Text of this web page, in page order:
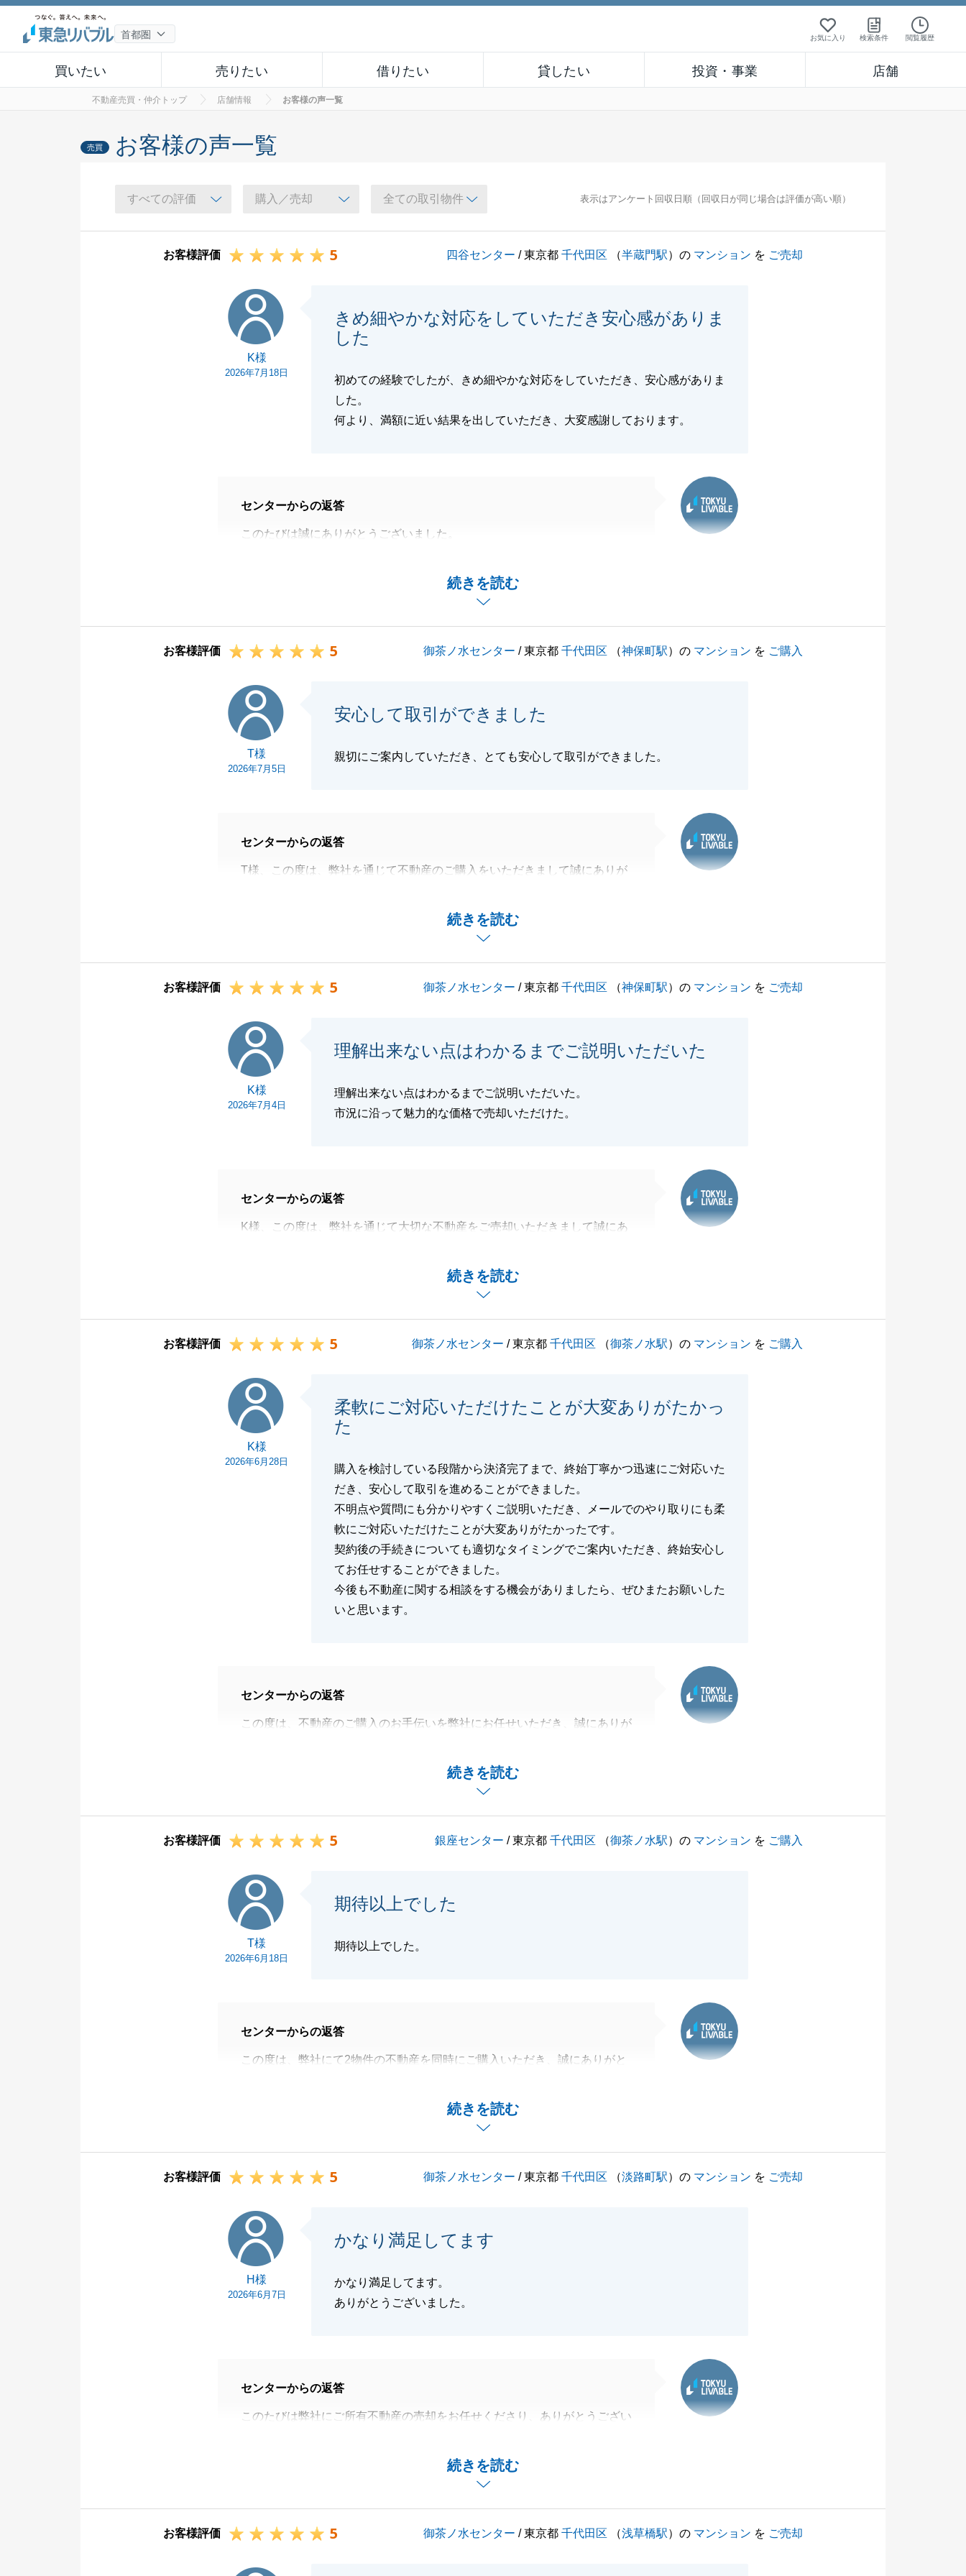
お気に入り 検索条件 閲覧履歴
買いたい 売りたい 借りたい 貸したい 投資・事業 店舗
不動産売買・仲介トップ 店舗情報 お客様の声一覧
売買 お客様の声一覧
表示はアンケート回収日順（回収日が同じ場合は評価が高い順）
お客様評価 5 四谷センター / 東京都千代田区 （半蔵門駅）の マンション を ご売却
K様
2026年7月18日
きめ細やかな対応をしていただき安心感がありま
した
初めての経験でしたが、きめ細やかな対応をしていただき、安心感がありま
した。
何より、満額に近い結果を出していただき、大変感謝しております。
続きを読む
センターからの返答
このたびは誠にありがとうございました。
ルもなく、スムーズにお手続きを進めることができました。
引き続き、何卒よろしくお願い申し上げます。
お客様評価 5 御茶ノ水センター / 東京都千代田区 （神保町駅）の マンション を ご購入
T様
2026年7月5日
安心して取引ができました
親切にご案内していただき、とても安心して取引ができました。
続きを読む
センターからの返答
T様、この度は、弊社を通じて不動産のご購入をいただきまして誠にありが
お仕事等でお忙しいところ諸々のお手続きに快くご協力いただきましたこと
またお力になれることがございましたらどんなことでもお気軽にご連絡下さ
今後とも何卒よろしくお願いいたします。
閉じる
お客様評価 5 御茶ノ水センター / 東京都千代田区 （神保町駅）の マンション を ご売却
K様
2026年7月4日
理解出来ない点はわかるまでご説明いただいた
理解出来ない点はわかるまでご説明いただいた。
市況に沿って魅力的な価格で売却いただけた。
続きを読む
センターからの返答
K様、この度は、弊社を通じて大切な不動産をご売却いただきまして誠にあ
また、ご多忙のところ諸々のお手続きにご協力をいただきましたこと重ねて
さいませ。
お客様評価 5 御茶ノ水センター / 東京都千代田区 （御茶ノ水駅）の マンション を ご購入
K様
2026年6月28日
柔軟にご対応いただけたことが大変ありがたかっ
た
購入を検討している段階から決済完了まで、終始丁寧かつ迅速にご対応いた
だき、安心して取引を進めることができました。
不明点や質問にも分かりやすくご説明いただき、メールでのやり取りにも柔
軟にご対応いただけたことが大変ありがたかったです。
契約後の手続きについても適切なタイミングでご案内いただき、終始安心し
てお任せすることができました。
今後も不動産に関する相談をする機会がありましたら、ぜひまたお願いした
いと思います。
続きを読む
センターからの返答
この度は、不動産のご購入のお手伝いを弊社にお任せいただき、誠にありが
K様に快く迅速にご対応いただいたおかげで、スムーズにお引き渡しに至る
ださい。
今後ともどうぞよろしくお願いいたします。
お客様評価 5 銀座センター / 東京都千代田区 （御茶ノ水駅）の マンション を ご購入
T様
2026年6月18日
期待以上でした
期待以上でした。
続きを読む
センターからの返答
この度は、弊社にて2物件の不動産を同時にご購入いただき、誠にありがと
重複する複雑なお手続きにも常に迅速かつ的確にご対応くださったおかげ
で、無事にお引き渡しを完了することができました。
がりますよう、スタッフ一同、心よりお祈り申し上げます。
お客様評価 5 御茶ノ水センター / 東京都千代田区 （淡路町駅）の マンション を ご売却
H様
2026年6月7日
かなり満足してます
かなり満足してます。
ありがとうございました。
続きを読む
センターからの返答
このたびは弊社にご所有不動産の売却をお任せくださり、ありがとうござい
正式にご依頼いただく前は、たくさんの会社にご相談されたと伺いましたが
弊社をお選びいただいたことを、光栄に思っていました。
今後また何か不動産関係でお手伝いできることがございましたら、ご親戚や
お客様評価 5 御茶ノ水センター / 東京都千代田区 （浅草橋駅）の マンション を ご売却